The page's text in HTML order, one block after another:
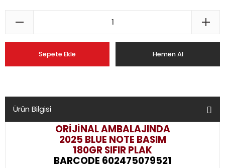
Sepete Ekle Hemen Al
Ürün Bilgisi
ORİJİNAL AMBALAJINDA
2025 BLUE NOTE BASIM
180GR SIFIR PLAK
BARCODE 602475079521